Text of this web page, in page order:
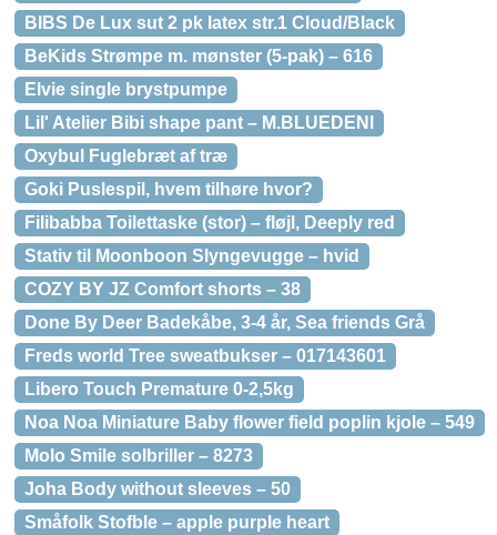
BIBS De Lux sut 2 pk latex str.1 Cloud/Black
BeKids Strømpe m. mønster (5-pak) – 616
Elvie single brystpumpe
Lil' Atelier Bibi shape pant – M.BLUEDENI
Oxybul Fuglebræt af træ
Goki Puslespil, hvem tilhøre hvor?
Filibabba Toilettaske (stor) – fløjl, Deeply red
Stativ til Moonboon Slyngevugge – hvid
COZY BY JZ Comfort shorts – 38
Done By Deer Badekåbe, 3-4 år, Sea friends Grå
Freds world Tree sweatbukser – 017143601
Libero Touch Premature 0-2,5kg
Noa Noa Miniature Baby flower field poplin kjole – 549
Molo Smile solbriller – 8273
Joha Body without sleeves – 50
Småfolk Stofble – apple purple heart